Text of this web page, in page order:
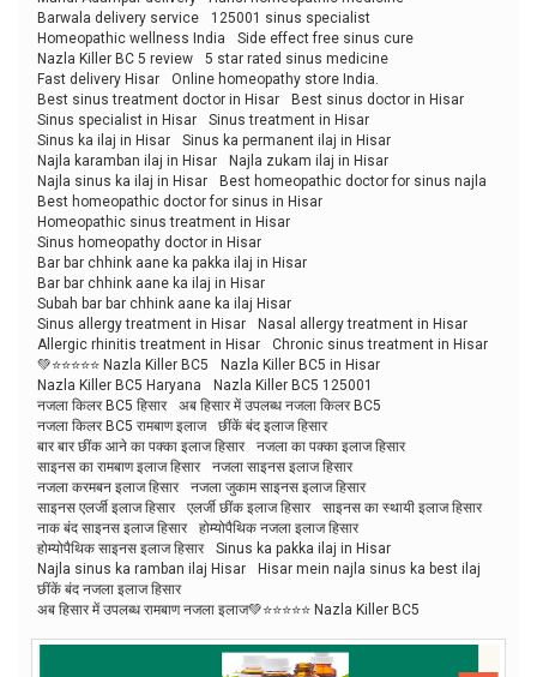
Barwala delivery service
125001 sinus specialist
Homeopathic wellness India
Side effect free sinus cure
Nazla Killer BC 5 review
5 star rated sinus medicine
Fast delivery Hisar
Online homeopathy store India.
Best sinus treatment doctor in Hisar
Best sinus doctor in Hisar
Sinus specialist in Hisar
Sinus treatment in Hisar
Sinus ka ilaj in Hisar
Sinus ka permanent ilaj in Hisar
Najla karamban ilaj in Hisar
Najla zukam ilaj in Hisar
Najla sinus ka ilaj in Hisar
Best homeopathic doctor for sinus najla
Best homeopathic doctor for sinus in Hisar
Homeopathic sinus treatment in Hisar
Sinus homeopathy doctor in Hisar
Bar bar chhink aane ka pakka ilaj in Hisar
Bar bar chhink aane ka ilaj in Hisar
Subah bar bar chhink aane ka ilaj Hisar
Sinus allergy treatment in Hisar
Nasal allergy treatment in Hisar
Allergic rhinitis treatment in Hisar
Chronic sinus treatment in Hisar
💚⭐⭐⭐⭐⭐ Nazla Killer BC5
Nazla Killer BC5 in Hisar
Nazla Killer BC5 Haryana
Nazla Killer BC5 125001
नजला किलर BC5 हिसार
अब हिसार में उपलब्ध नजला किलर BC5
नजला किलर BC5 रामबाण इलाज
छींकें बंद इलाज हिसार
बार बार छींक आने का पक्का इलाज हिसार
नजला का पक्का इलाज हिसार
साइनस का रामबाण इलाज हिसार
नजला साइनस इलाज हिसार
नजला करमबन इलाज हिसार
नजला जुकाम साइनस इलाज हिसार
साइनस एलर्जी इलाज हिसार
एलर्जी छींक इलाज हिसार
साइनस का स्थायी इलाज हिसार
नाक बंद साइनस इलाज हिसार
होम्योपैथिक नजला इलाज हिसार
होम्योपैथिक साइनस इलाज हिसार
Sinus ka pakka ilaj in Hisar
Najla sinus ka ramban ilaj Hisar
Hisar mein najla sinus ka best ilaj
छींकें बंद नजला इलाज हिसार
अब हिसार में उपलब्ध रामबाण नजला इलाज💚⭐⭐⭐⭐⭐ Nazla Killer BC5